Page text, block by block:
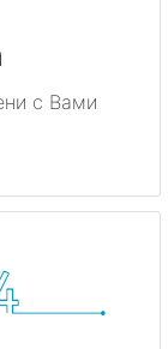
с Вами